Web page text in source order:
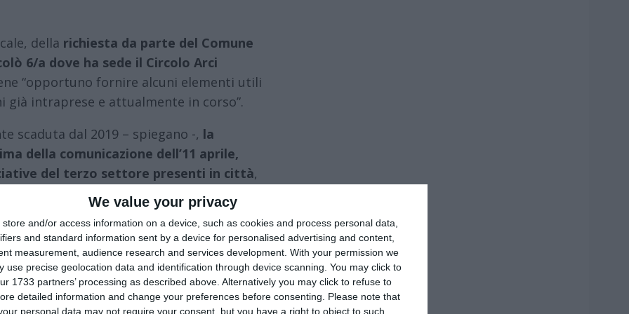
We value your privacy
store and/or access information on a device, such as cookies and process personal data,
and standard information sent by a device for personalised advertising and content,
measurement, audience research and services development. With your permission we
use precise geolocation data and identification through device scanning. You may click to
1733 partners’ processing as described above. Alternatively you may click to refuse to
detailed information and change your preferences before consenting.
Please note that
personal data may not require your consent, but you have a right to object to such
della richiesta da parte del Comune
6/a dove ha sede il Circolo Arci
“opportuno fornire alcuni elementi utili
già intraprese e attualmente in corso”.
scaduta dal 2019 – spiegano -, la
della comunicazione dell’11 aprile,
del terzo settore presenti in città,
anni,
il costante dialogo con gli
ritenere regolare la posizione del
per il pagamento del canone da parte
nonché dal rilascio e dalla verifica
lo sgombero dei locali vi è già stato un